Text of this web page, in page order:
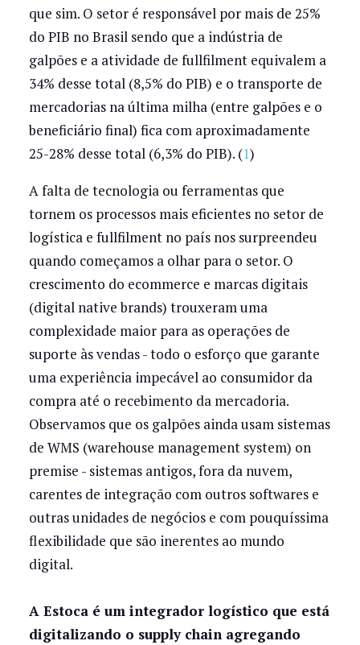
que sim. O setor é responsável por mais de 25%
do PIB no Brasil sendo que a indústria de
galpões e a atividade de fullfilment equivalem a
34% desse total (8,5% do PIB) e o transporte de
mercadorias na última milha (entre galpões e o
beneficiário final) fica com aproximadamente
25-28% desse total (6,3% do PIB). (1)
A falta de tecnologia ou ferramentas que
tornem os processos mais eficientes no setor de
logística e fullfilment no país nos surpreendeu
quando começamos a olhar para o setor. O
crescimento do ecommerce e marcas digitais
(digital native brands) trouxeram uma
complexidade maior para as operações de
suporte às vendas - todo o esforço que garante
uma experiência impecável ao consumidor da
compra até o recebimento da mercadoria.
Observamos que os galpões ainda usam sistemas
de WMS (warehouse management system) on
premise - sistemas antigos, fora da nuvem,
carentes de integração com outros softwares e
outras unidades de negócios e com pouquíssima
flexibilidade que são inerentes ao mundo
digital.
A Estoca é um integrador logístico que está
digitalizando o supply chain agregando